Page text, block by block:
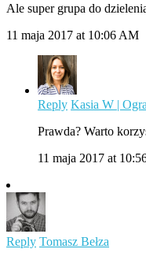
Ale super grupa do
11 maja 2017 at 10:06 AM
Reply Kasia W |
Prawda? Warto
11 maja 2017 at
Reply Tomasz Bełza